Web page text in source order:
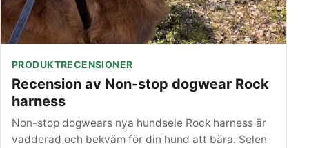
PRODUKTRECENSIONER
Recension av Non-stop dogwear Rock
harness
Non-stop dogwears nya hundsele Rock harness är
vadderad och bekväm för din hund att bära. Selen